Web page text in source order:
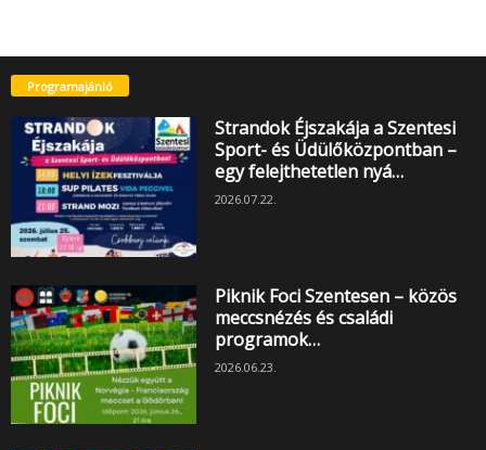
Programajánló
Strandok Éjszakája a Szentesi
Sport- és Üdülőközpontban –
egy felejthetetlen nyá…
2026.07.22.
Piknik Foci Szentesen – közös
meccsnézés és családi
programok…
2026.06.23.